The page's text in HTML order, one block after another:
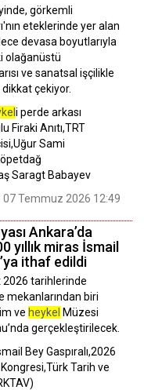
görkemli
eteklerinde yer alan
devasa boyutlarıyla
olağanüstü
ve sanatsal işçilikle
çekiyor.
i perde arkası
Firaki Anıtı,TRT
Sami
Saragt Babayev
07 Temmuz 2026 12:49
Ankara’da
yıllık miras İsmail
ithaf edildi
2026 tarihlerinde
mekanlarından biri
ve heykel Müzesi
gerçekleştirilecek.
Bey Gaspıralı,2026
Tarih ve